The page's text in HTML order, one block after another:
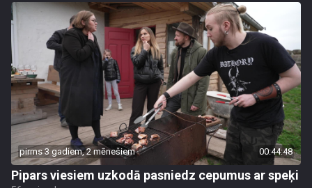
pirms 3 gadiem, 2 mēnešiem 00:44:48
Pipars viesiem uzkodā pasniedz cepumus ar speķi